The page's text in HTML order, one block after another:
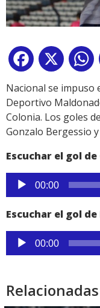
Facebook
X
Nacional se impuso
Deportivo
Colonia. Los goles
Gonzalo Bergessio
Escuchar el gol
Reproductor
de
audio
00:00
Escuchar el gol
Reproductor
de
00:00
Relacionadas